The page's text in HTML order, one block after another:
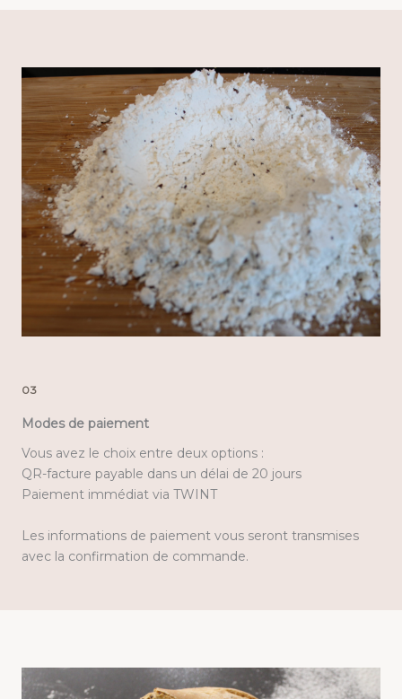
03
Modes de paiement
Vous avez le choix entre deux options :
QR-facture payable dans un délai de 20 jours
Paiement immédiat via TWINT
Les informations de paiement vous seront transmises
avec la confirmation de commande.